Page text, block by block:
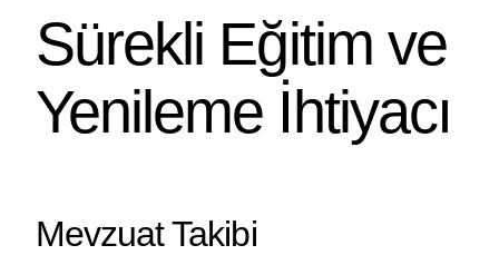
Sürekli Eğitim ve
Yenileme İhtiyacı
Mevzuat Takibi